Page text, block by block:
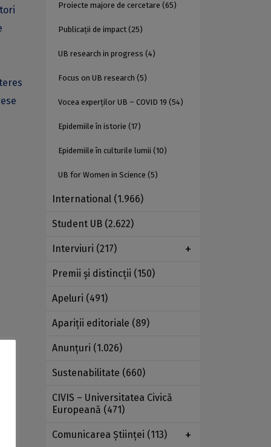
Proiecte majore de cercetare (65)
Publicații de impact (25)
UB research in progress (4)
Focus on UB research (5)
Vocea experților UB – COVID 19 (54)
Epidemiile în istorie (17)
Epidemiile în culturile lumii (10)
UB for Women in Science (5)
International (1.966)
Student UB (2.622)
Interviuri (217)
Premii şi distincţii (150)
Apeluri (491)
Apariţii editoriale (89)
Anunţuri (1.026)
Sustenabilitate (660)
CIVIS – Universitatea Civică
Europeană (471)
Comunicarea Ştiinţei (113)